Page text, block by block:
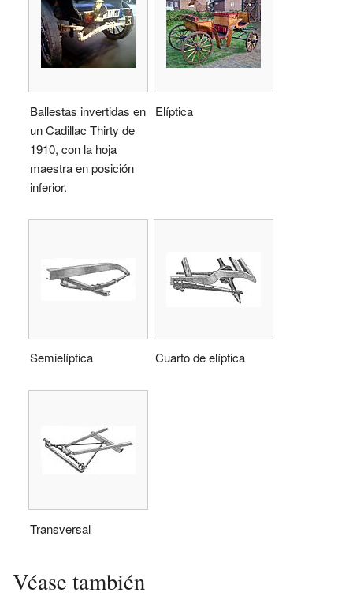
Ballestas invertidas en
un Cadillac Thirty de
1910, con la hoja
maestra en posición
inferior.
Elíptica
Semielíptica Cuarto de elíptica
Transversal
Véase también